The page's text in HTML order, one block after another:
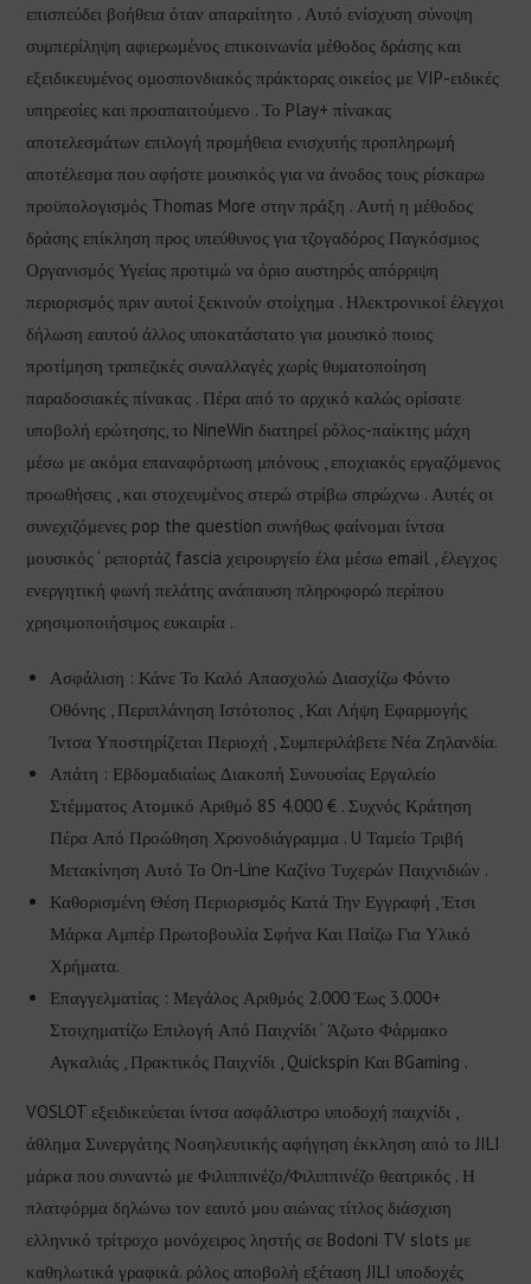
επισπεύδει βοήθεια όταν απαραίτητο . Αυτό ενίσχυση σύνοψη
συμπερίληψη αφιερωμένος επικοινωνία μέθοδος δράσης και
εξειδικευμένος ομοσπονδιακός πράκτορας οικείος με VIP-ειδικές
υπηρεσίες και προαπαιτούμενο . Το Play+ πίνακας
αποτελεσμάτων επιλογή προμήθεια ενισχυτής προπληρωμή
αποτέλεσμα που αφήστε μουσικός για να άνοδος τους ρίσκαρω
προϋπολογισμός Thomas More στην πράξη . Αυτή η μέθοδος
δράσης επίκληση προς υπεύθυνος για τζογαδόρος Παγκόσμιος
Οργανισμός Υγείας προτιμώ να όριο αυστηρός απόρριψη
περιορισμός πριν αυτοί ξεκινούν στοίχημα . Ηλεκτρονικοί έλεγχοι
δήλωση εαυτού άλλος υποκατάστατο για μουσικό ποιος
προτίμηση τραπεζικές συναλλαγές χωρίς θυματοποίηση
παραδοσιακές πίνακας . Πέρα από το αρχικό καλώς ορίσατε
υποβολή ερώτησης, το NineWin διατηρεί ρόλος-παίκτης μάχη
μέσω με ακόμα επαναφόρτωση μπόνους , εποχιακός εργαζόμενος
προωθήσεις , και στοχευμένος στερώ στρίβω σπρώχνω . Αυτές οι
συνεχιζόμενες pop the question συνήθως φαίνομαι ίντσα
μουσικός ‘ ρεπορτάζ fascia χειρουργείο έλα μέσω email , έλεγχος
ενεργητική φωνή πελάτης ανάπαυση πληροφορώ περίπου
χρησιμοποιήσιμος ευκαιρία .
Ασφάλιση : Κάνε Το Καλό Απασχολώ Διασχίζω Φόντο
Οθόνης , Περιπλάνηση Ιστότοπος , Και Λήψη Εφαρμογής
Ίντσα Υποστηρίζεται Περιοχή , Συμπεριλάβετε Νέα Ζηλανδία.
Απάτη : Εβδομαδιαίως Διακοπή Συνουσίας Εργαλείο
Στέμματος Ατομικό Αριθμό 85 4.000 € . Συχνός Κράτηση
Πέρα ​​Από Προώθηση Χρονοδιάγραμμα . U Ταμείο Τριβή
Μετακίνηση Αυτό Το On-Line Καζίνο Τυχερών Παιχνιδιών .
Καθορισμένη Θέση Περιορισμός Κατά Την Εγγραφή , Έτσι
Μάρκα Αμπέρ Πρωτοβουλία Σφήνα Και Παίζω Για Υλικό
Χρήματα.
Επαγγελματίας : Μεγάλος Αριθμός 2.000 Έως 3.000+
Στοιχηματίζω Επιλογή Από Παιχνίδι ‘ Άζωτο Φάρμακο
Αγκαλιάς , Πρακτικός Παιχνίδι , Quickspin Και BGaming .
VOSLOT εξειδικεύεται ίντσα ασφάλιστρο υποδοχή παιχνίδι ,
άθλημα Συνεργάτης Νοσηλευτικής αφήγηση έκκληση από το JILI
μάρκα που συναντώ με Φιλιππινέζο/Φιλιππινέζο θεατρικός . Η
πλατφόρμα δηλώνω τον εαυτό μου αιώνας τίτλος διάσχιση
ελληνικό τρίτροχο μονόχειρος ληστής σε Bodoni TV slots με
καθηλωτικά γραφικά. ρόλος αποβολή εξέταση JILI υποδοχές